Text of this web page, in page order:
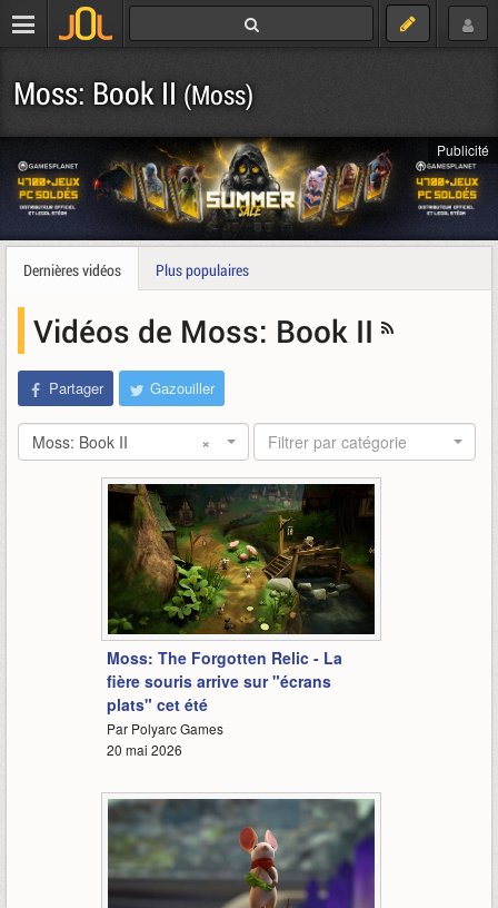
Moss: Book II (Moss)
Publicité
Dernières vidéos Plus populaires
Vidéos de Moss: Book II
Partager Gazouiller
×
Moss: Book II Filtrer par catégorie
1:18
Moss: The Forgotten Relic - La
fière souris arrive sur "écrans
plats" cet été
Par Polyarc Games
20 mai 2026